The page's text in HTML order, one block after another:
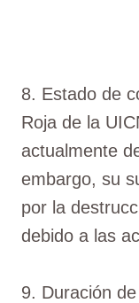
8. Estado de
Roja de la
actualmente
embargo, su
por la
debido a las
9. Duración